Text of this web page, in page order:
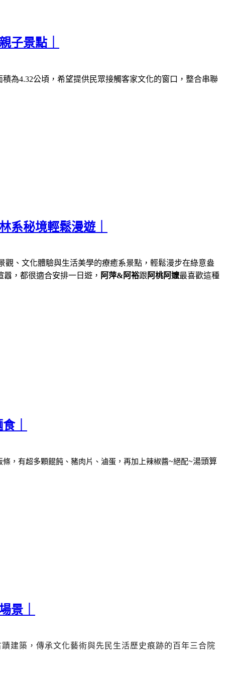
子景點｜
積為4.32公頃，希望提供民眾接觸客家文化的窗口，整合串聯
系秘境輕鬆漫遊｜
觀、文化體驗與生活美學的療癒系景點，輕鬆漫步在綠意盎
，都很適合安排一日遊， 阿萍&阿裕跟 阿桃阿嬤最喜歡這種
｜
， 有超多顆餛飩、豬肉片、滷蛋，再加上辣椒醬~絕配~湯頭算
景｜
蹟建築，傳承文化藝術與先民生活歷史痕跡的百年三合院